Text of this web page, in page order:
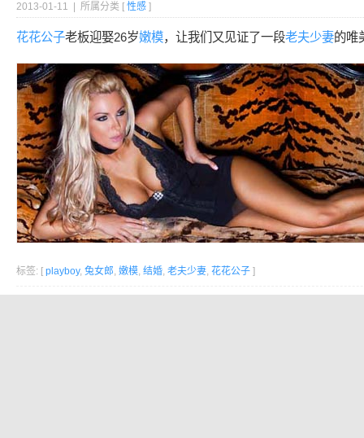
2013-01-11 | 所属分类 [ 性感 ]
花花公子老板迎娶26岁嫩模，让我们又见证了一段老夫少妻的唯
标签: [ playboy, 兔女郎, 嫩模, 结婚, 老夫少妻, 花花公子 ]